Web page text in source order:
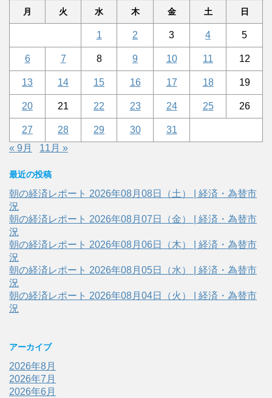
月 火 水 木 金 土 日
1 2 3 4 5
6 7 8 9 10 11 12
13 14 15 16 17 18 19
20 21 22 23 24 25 26
27 28 29 30
31
« 9月
11月 »
最近の投稿
朝の経済レポート 2026年08月08日（土） | 経済・為替市
況
朝の経済レポート 2026年08月07日（金） | 経済・為替市
況
朝の経済レポート 2026年08月06日（木） | 経済・為替市
況
朝の経済レポート 2026年08月05日（水） | 経済・為替市
況
朝の経済レポート 2026年08月04日（火） | 経済・為替市
況
アーカイブ
2026年8月
2026年7月
2026年6月